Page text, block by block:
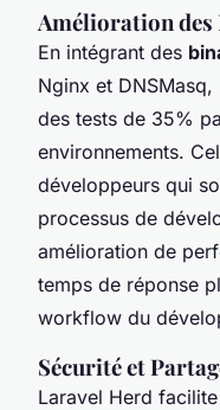
Amélioration des
En intégrant des
Nginx et
des tests de 35%
environnements.
développeurs qui
processus de
amélioration de
temps de réponse
workflow du
Sécurité et
Laravel Herd